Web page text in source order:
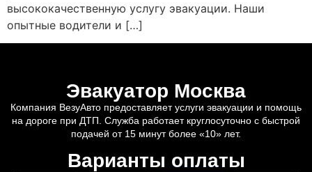
высококачественную услугу эвакуации. Наши
опытные водители и […]
Эвакуатор Москва
Компания ВезуАвто предоставляет услуги эвакуации и помощь
на дороге при ДТП. Служба работает круглосуточно с быстрой
подачей от 15 минут более «10» лет.
Варианты оплаты